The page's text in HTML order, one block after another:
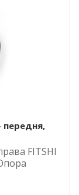
передня,
FITSHI